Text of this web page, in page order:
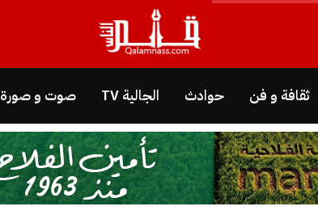
ثقافة و فن حوادث الجالية TV صوت و صورة